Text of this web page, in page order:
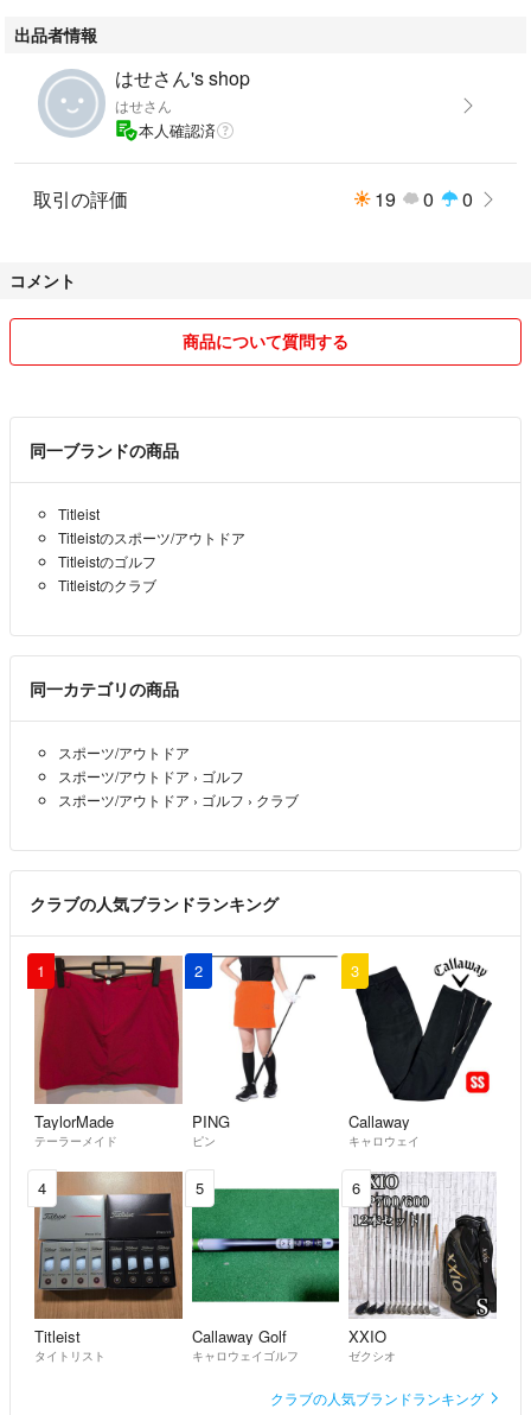
出品者情報
はせさん's shop
はせさん
本人確認済
取引の評価 19 0 0
コメント
商品について質問する
同一ブランドの商品
Titleist
Titleistのスポーツ/アウトドア
Titleistのゴルフ
Titleistのクラブ
同一カテゴリの商品
スポーツ/アウトドア
スポーツ/アウトドア › ゴルフ
スポーツ/アウトドア › ゴルフ › クラブ
クラブの人気ブランドランキング
1
TaylorMade
テーラーメイド
2
PING
ピン
3
Callaway
キャロウェイ
4
Titleist
タイトリスト
5
Callaway Golf
キャロウェイゴルフ
6
XXIO
ゼクシオ
クラブの人気ブランドランキング